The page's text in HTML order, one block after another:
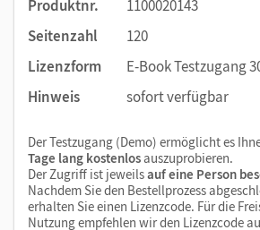
Produktnr.
1100020143
Seitenzahl
120
Lizenzform
E-Book Testzugang
Hinweis
sofort verfügbar
Der Testzugang (Demo) ermöglicht es
Tage lang kostenlosauszuprobieren.
Der Zugriff ist jeweilsauf eine Person
Nachdem Sie den Bestellprozess
erhalten Sie einen Lizenzcode. Für die
Nutzung empfehlen wir den Lizenzcode